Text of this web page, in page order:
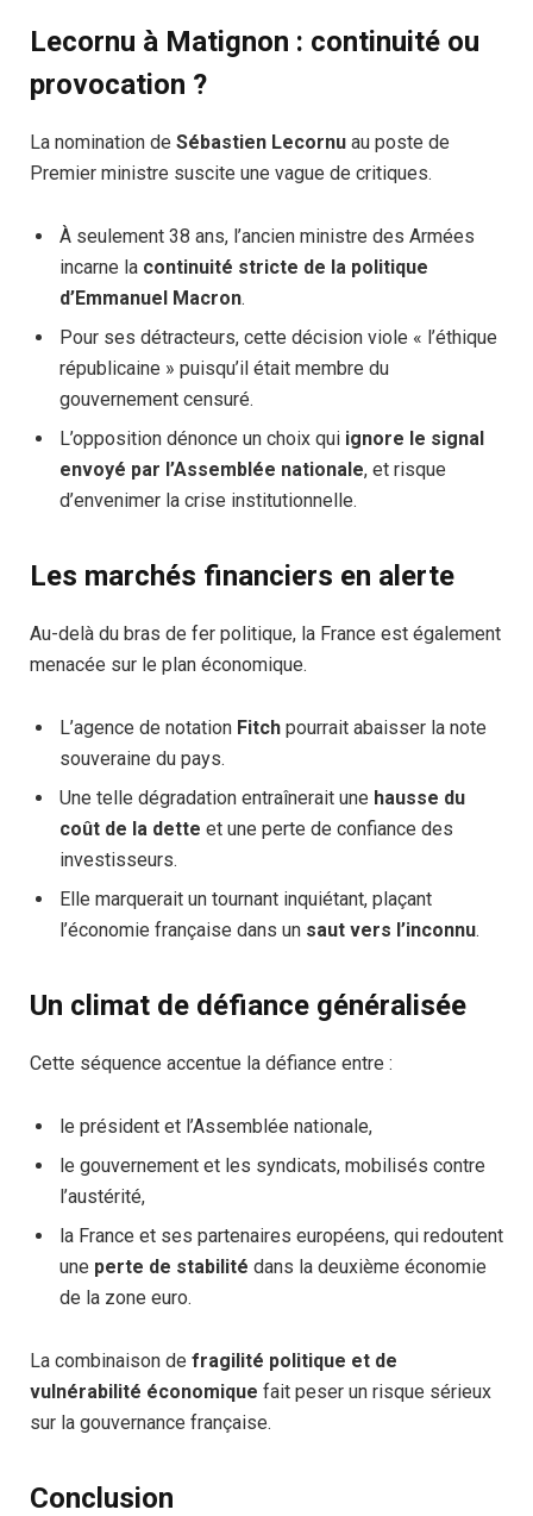
Lecornu à Matignon : continuité ou
provocation ?
La nomination de Sébastien Lecornu au poste de
Premier ministre suscite une vague de critiques.
À seulement 38 ans, l’ancien ministre des Armées
incarne la continuité stricte de la politique
d’Emmanuel Macron.
Pour ses détracteurs, cette décision viole « l’éthique
républicaine » puisqu’il était membre du
gouvernement censuré.
L’opposition dénonce un choix qui ignore le signal
envoyé par l’Assemblée nationale, et risque
d’envenimer la crise institutionnelle.
Les marchés financiers en alerte
Au-delà du bras de fer politique, la France est également
menacée sur le plan économique.
L’agence de notation Fitch pourrait abaisser la note
souveraine du pays.
Une telle dégradation entraînerait une hausse du
coût de la dette et une perte de confiance des
investisseurs.
Elle marquerait un tournant inquiétant, plaçant
l’économie française dans un saut vers l’inconnu.
Un climat de défiance généralisée
Cette séquence accentue la défiance entre :
le président et l’Assemblée nationale,
le gouvernement et les syndicats, mobilisés contre
l’austérité,
la France et ses partenaires européens, qui redoutent
une perte de stabilité dans la deuxième économie
de la zone euro.
La combinaison de fragilité politique et de
vulnérabilité économique fait peser un risque sérieux
sur la gouvernance française.
Conclusion